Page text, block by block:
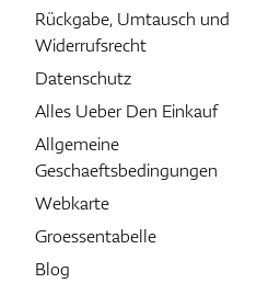
Rückgabe, Umtausch und
Widerrufsrecht
Datenschutz
Alles Ueber Den Einkauf
Allgemeine
Geschaeftsbedingungen
Webkarte
Groessentabelle
Blog